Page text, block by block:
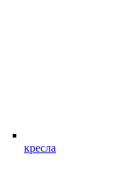
кресла